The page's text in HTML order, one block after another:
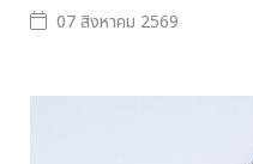
07 สิงหาคม 2569